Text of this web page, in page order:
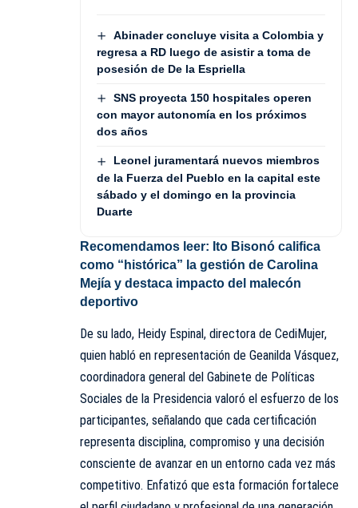
Abinader concluye visita a Colombia y
regresa a RD luego de asistir a toma de
posesión de De la Espriella
SNS proyecta 150 hospitales operen
con mayor autonomía en los próximos
dos años
Leonel juramentará nuevos miembros
de la Fuerza del Pueblo en la capital este
sábado y el domingo en la provincia
Duarte
Recomendamos leer: Ito Bisonó califica
como “histórica” la gestión de Carolina
Mejía y destaca impacto del malecón
deportivo
De su lado, Heidy Espinal, directora de CediMujer,
quien habló en representación de Geanilda Vásquez,
coordinadora general del Gabinete de Políticas
Sociales de la Presidencia valoró el esfuerzo de los
participantes, señalando que cada certificación
representa disciplina, compromiso y una decisión
consciente de avanzar en un entorno cada vez más
competitivo. Enfatizó que esta formación fortalece